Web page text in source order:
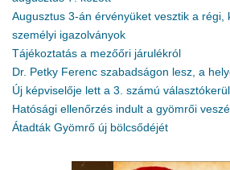
Augusztus 3-án érvényüket vesztik a régi,
személyi igazolványok
Tájékoztatás a mezőőri járulékról
Dr. Petky Ferenc szabadságon lesz, a
Új képviselője lett a 3. számú
Hatósági ellenőrzés indult a gyömrői
Átadták Gyömrő új bölcsődéjét